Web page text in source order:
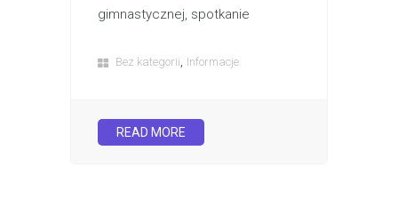
gimnastycznej, spotkanie
Bez kategorii, Informacje
READ MORE